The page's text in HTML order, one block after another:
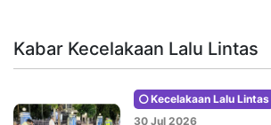
Kabar Kecelakaan Lalu Lintas
Kecelakaan Lalu Lintas
30 Jul 2026